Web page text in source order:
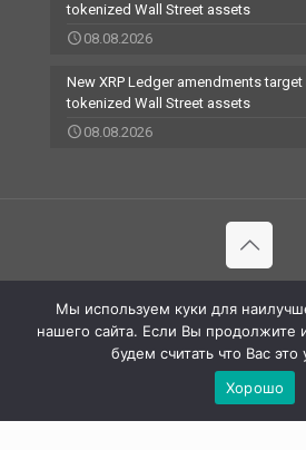
tokenized Wall Street assets
08.08.2026
New XRP Ledger amendments
tokenized Wall Street assets
08.08.2026
технологии | All Rights
Мы используем куки для
нашего сайта. Если Вы продолжите
будем считать что Вас это
Хорошо